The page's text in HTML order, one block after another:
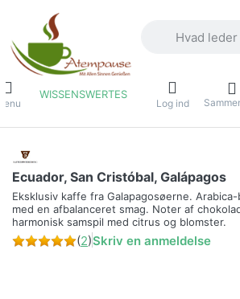
WISSENSWERTES
Log ind
Ecuador, San Cristóbal, Galápagos
Eksklusiv kaffe fra Galapagosøerne.
med en afbalanceret smag. Noter af
harmonisk samspil med citrus og blomster.
(2)Skriv en anmeldelse